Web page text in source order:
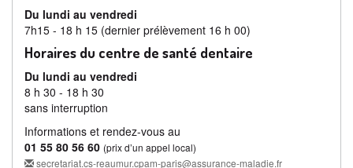
Du lundi au vendredi
7h15 - 18 h 15 (dernier prélèvement 16 h 00)
Horaires du centre de santé dentaire
Du lundi au vendredi
8 h 30 - 18 h 30
sans interruption
Informations et rendez-vous au
01 55 80 56 60 (prix d’un appel local)
secretariat.cs-reaumur.cpam-paris@assurance-maladie.fr